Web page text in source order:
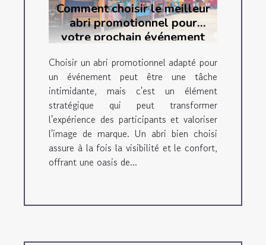
Comment choisir le meilleur
abri promotionnel pour
votre prochain événement
Choisir un abri promotionnel adapté pour
un événement peut être une tâche
intimidante, mais c'est un élément
stratégique qui peut transformer
l'expérience des participants et valoriser
l'image de marque. Un abri bien choisi
assure à la fois la visibilité et le confort,
offrant une oasis de...